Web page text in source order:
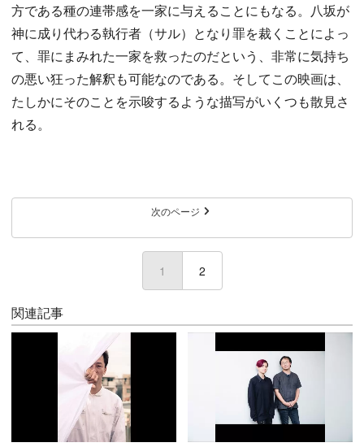
方である種の連帯感を一家に与えることにもなる。八坂が
神に成り代わる執行者（サル）となり罪を裁くことによっ
て、罪にまみれた一家を救ったのだという、非常に気持ち
の悪い狂った解釈も可能なのである。そしてこの映画は、
たしかにそのことを示唆するような描写がいくつも散見さ
れる。
次のページ
1 (current)
2
関連記事